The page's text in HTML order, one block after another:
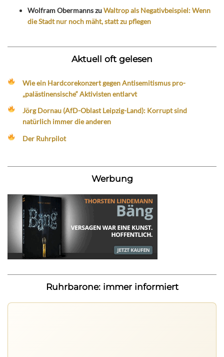
Wolfram ObermannszuWaltrop als Negativbeispiel: Wenn
die Stadt nur noch mäht, statt zu pflegen
Aktuell oft gelesen
Wie ein Hardcorekonzert gegen Antisemitismus pro-
„palästinensische“ Aktivisten entlarvt
Jörg Dornau (AfD-Oblast Leipzig-Land): Korrupt sind
natürlich immer die anderen
Der Ruhrpilot
Werbung
Ruhrbarone: immer informiert